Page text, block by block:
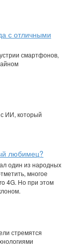
с отличными
смартфонов,
с ИИ, который
любимец?
один из народных
многое
4G. Но при этом
стремятся